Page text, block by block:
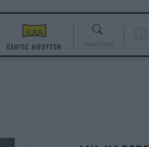
ΟΔΗΓΟΣ ΑΙΘΟΥΣΩΝ Αναζήτηση